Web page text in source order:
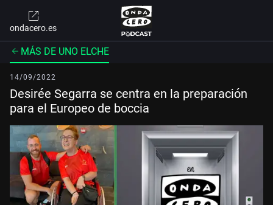
ondacero.es
MÁS DE UNO ELCHE
14/09/2022
Desirée Segarra se centra en la preparación
para el Europeo de boccia